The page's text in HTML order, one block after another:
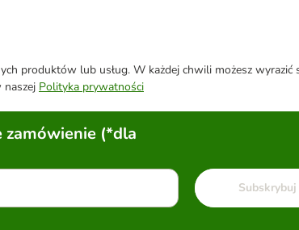
produktów lub usług. W każdej chwili możesz wyrazić
naszej Polityka prywatności
(*dla
Subskrybuj